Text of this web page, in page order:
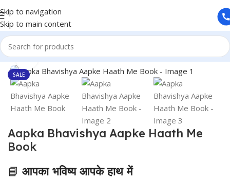
Skip to navigation
Skip to main content
Home/Books
SALE
Click to enlarge
Aapka Bhavishya Aapke Haath Me
Book
📘 आपका भविष्य आपके हाथ में